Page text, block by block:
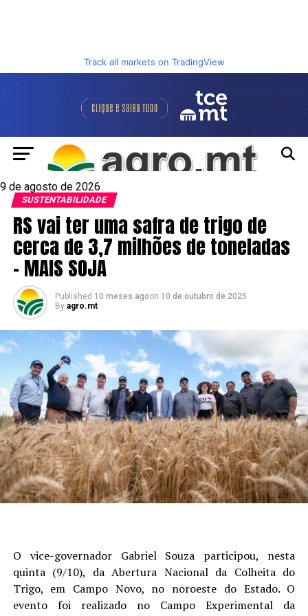
Track all markets on TradingView
9 de agosto de 2026
SUSTENTABILIDADE
RS vai ter uma safra de trigo de
cerca de 3,7 milhões de toneladas
– MAIS SOJA
Published 10 meses agoon 10 de outubro de 2025
By agro.mt
O vice-governador Gabriel Souza participou, nesta
quinta (9/10), da Abertura Nacional da Colheita do
Trigo, em Campo Novo, no noroeste do Estado. O
evento foi realizado no Campo Experimental da